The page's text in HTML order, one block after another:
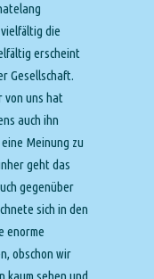
die
erscheint
Gesellschaft.
von uns hat
auch ihn
Meinung zu
geht das
gegenüber
sich in den
enorme
obschon wir
kaum sehen und